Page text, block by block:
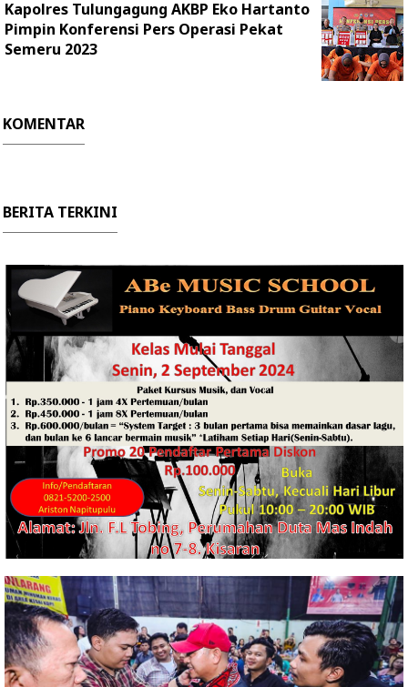
Kapolres Tulungagung AKBP Eko Hartanto
Pimpin Konferensi Pers Operasi Pekat
Semeru 2023
KOMENTAR
BERITA TERKINI